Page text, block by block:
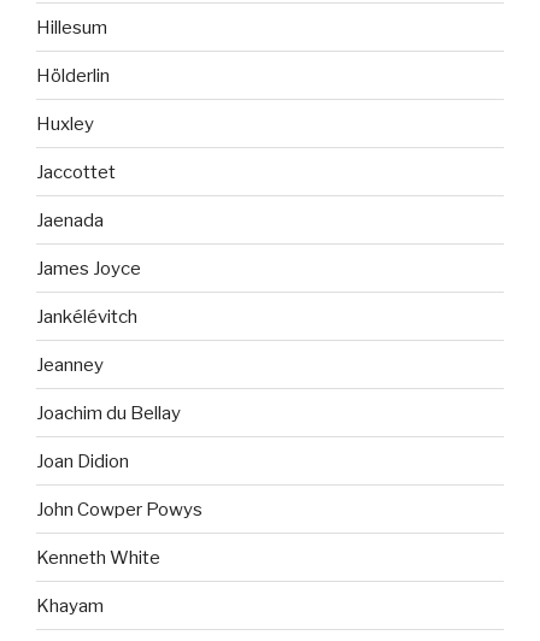
Hillesum
Hölderlin
Huxley
Jaccottet
Jaenada
James Joyce
Jankélévitch
Jeanney
Joachim du Bellay
Joan Didion
John Cowper Powys
Kenneth White
Khayam